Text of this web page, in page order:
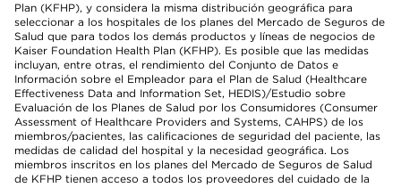
Plan (KFHP), y considera la misma distribución geográfica para
seleccionar a los hospitales de los planes del Mercado de Seguros de
Salud que para todos los demás productos y líneas de negocios de
Kaiser Foundation Health Plan (KFHP). Es posible que las medidas
incluyan, entre otras, el rendimiento del Conjunto de Datos e
Información sobre el Empleador para el Plan de Salud (Healthcare
Effectiveness Data and Information Set, HEDIS)/Estudio sobre
Evaluación de los Planes de Salud por los Consumidores (Consumer
Assessment of Healthcare Providers and Systems, CAHPS) de los
miembros/pacientes, las calificaciones de seguridad del paciente, las
medidas de calidad del hospital y la necesidad geográfica. Los
miembros inscritos en los planes del Mercado de Seguros de Salud
de KFHP tienen acceso a todos los proveedores del cuidado de la